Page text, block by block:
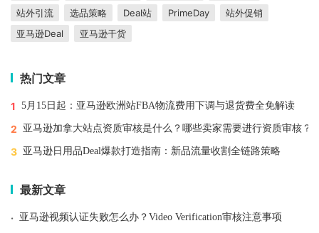
站外引流
选品策略 Deal站 PrimeDay
站外促销
亚马逊Deal
亚马逊干货
热门文章
1 5月15日起：亚马逊欧洲站FBA物流费用下调与退货费全免解读
2 亚马逊加拿大站点资质审核是什么？哪些卖家需要进行资质审核？
3 亚马逊日用品Deal爆款打造指南：新品流量收割全链路策略
最新文章
· 亚马逊视频认证失败怎么办？Video Verification审核注意事项